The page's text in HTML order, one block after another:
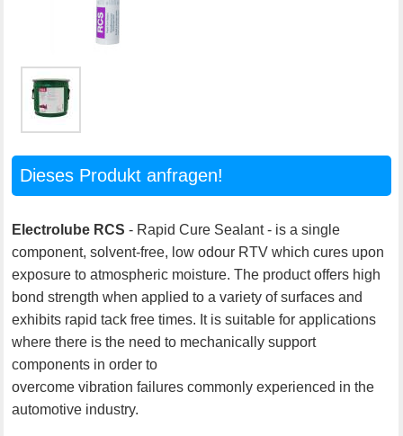
Dieses Produkt anfragen!
Electrolube RCS - Rapid Cure Sealant - is a single
component, solvent-free, low odour RTV which cures upon
exposure to atmospheric moisture. The product offers high
bond strength when applied to a variety of surfaces and
exhibits rapid tack free times. It is suitable for applications
where there is the need to mechanically support
components in order to
overcome vibration failures commonly experienced in the
automotive industry.